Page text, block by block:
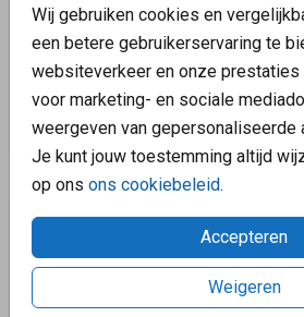
Wij gebruiken cookies en
een betere gebruikerservaring te
websiteverkeer en onze prestaties
voor marketing- en sociale
weergeven van gepersonaliseerde
Je kunt jouw toestemming altijd
op ons ons cookiebeleid.
Accepteren
Weigeren
Aanbevolen